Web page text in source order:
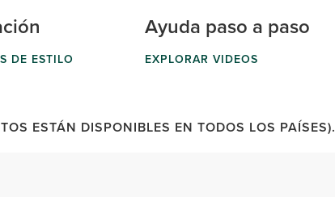
DE ESTILO
Ayuda paso a paso
EXPLORAR VIDEOS
ESTÁN DISPONIBLES EN TODOS LOS PAÍSES).